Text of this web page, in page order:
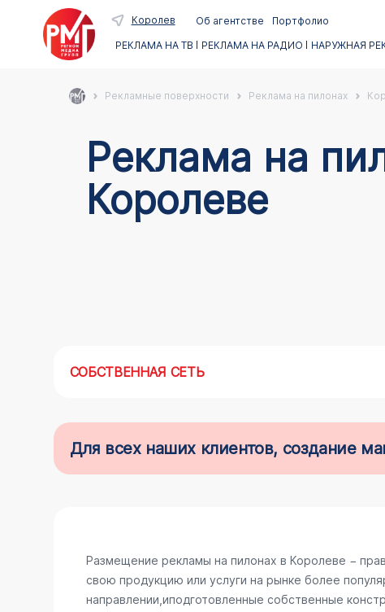
Королев Об агентстве
Портфолио
РЕКЛАМА НА ТВ
РЕКЛАМА НА РАДИО НАРУЖНАЯ
Рекламные поверхности Реклама на пилонах
Реклама на
Королеве
СОБСТВЕННАЯ СЕТЬ
Для всех наших клиентов, создание
Размещение рекламы на пилонах в Королеве −
свою продукцию или услуги на рынке более
направлении,иподготовленные собственные